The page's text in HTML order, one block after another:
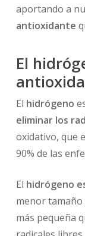
aportando a
antioxidante
El
El hidrógeno
eliminar los
oxidativo, que
90% de las
El hidrógeno
menor tamaño
más pequeña